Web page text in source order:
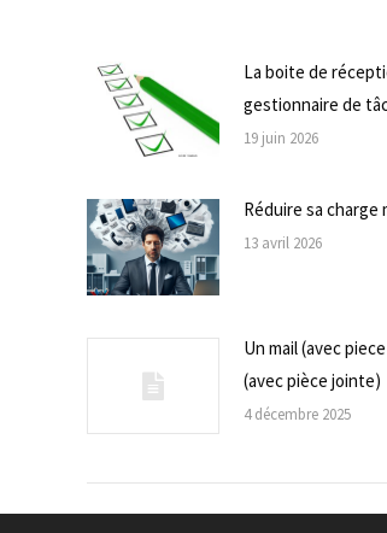
La boite de
gestionnaire de
19 juin 2026
Réduire sa charge
13 avril 2026
Un mail (avec
(avec pièce jointe)
4 décembre 2025